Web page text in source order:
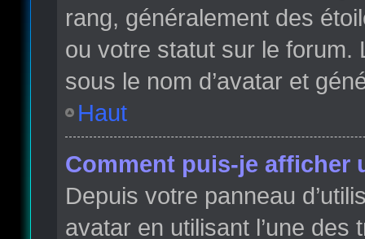
rang, généralement des
ou votre statut sur le forum.
sous le nom d’avatar et
Haut
Comment puis-je afficher
Depuis votre panneau
avatar en utilisant l’une